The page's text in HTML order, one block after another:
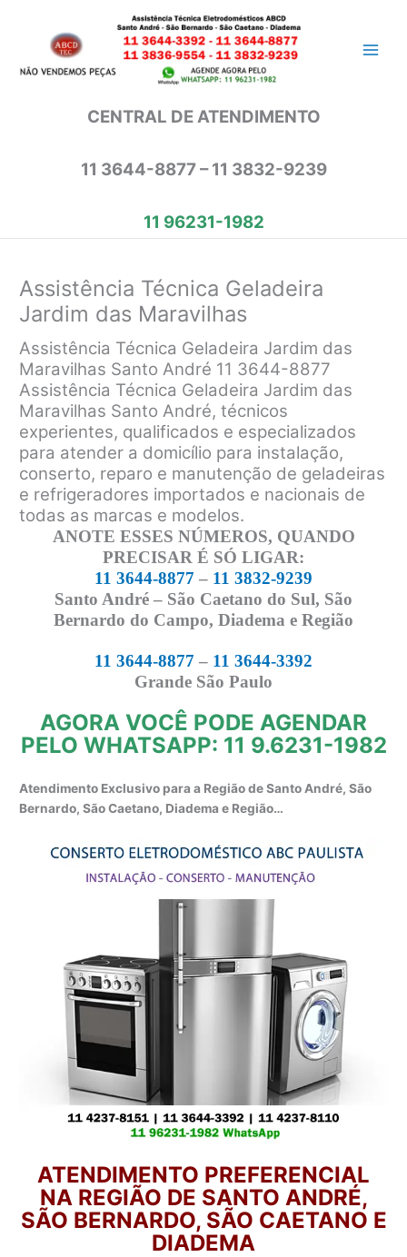
conteúdo
CENTRAL DE ATENDIMENTO
11 3644-8877 – 11 3832-9239
11 96231-1982
Assistência Técnica Geladeira
Jardim das Maravilhas
Assistência Técnica Geladeira Jardim das
Maravilhas Santo André 11 3644-8877
Assistência Técnica Geladeira Jardim das
Maravilhas Santo André, técnicos
experientes, qualificados e especializados
para atender a domicílio para instalação,
conserto, reparo e manutenção de geladeiras
e refrigeradores importados e nacionais de
todas as marcas e modelos.
ANOTE ESSES NÚMEROS, QUANDO
PRECISAR É SÓ LIGAR:
11 3644-8877 – 11 3832-9239
Santo André – São Caetano do Sul, São
Bernardo do Campo, Diadema e Região
11 3644-8877 – 11 3644-3392
Grande São Paulo
AGORA VOCÊ PODE AGENDAR
PELO WHATSAPP: 11 9.6231-1982
Atendimento Exclusivo para a Região de Santo André, São
Bernardo, São Caetano, Diadema e Região…
ATENDIMENTO PREFERENCIAL
NA REGIÃO DE SANTO ANDRÉ,
SÃO BERNARDO, SÃO CAETANO E
DIADEMA